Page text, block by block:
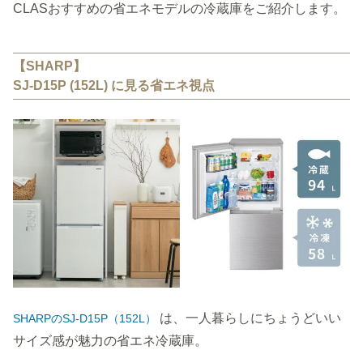
CLASおすすめの省エネモデルの冷蔵庫をご紹介します。
【SHARP】
SJ-D15P (152L) に見る省エネ視点
SHARPのSJ-D15P（152L）
は、一人暮らしにちょうどいい
サイズ感が魅力の省エネ冷蔵庫。